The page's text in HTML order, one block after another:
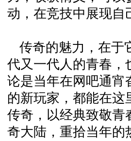
动，在竞技中展现自
传奇的魅力，在于
代又一代人的青春，
论是当年在网吧通宵
的新玩家，都能在这
传奇，以经典致敬青
奇大陆，重拾当年的